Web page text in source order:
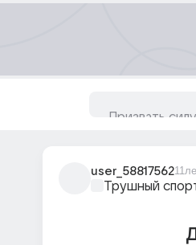
user_58817562
Трушный